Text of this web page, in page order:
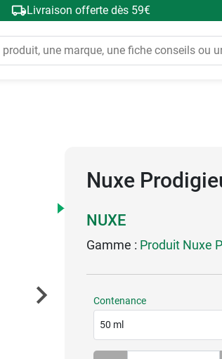
Livraison offerte dès 59€
Nuxe
NUXE
Gamme : Produit Nuxe
Contenance
50 ml